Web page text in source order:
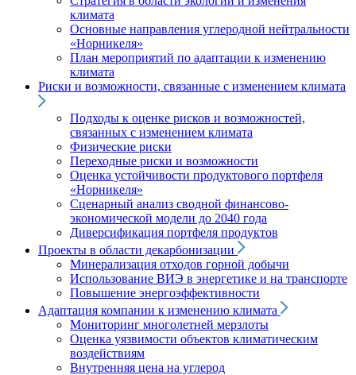
климата
Основные направления углеродной нейтральности
«Норникеля»
План мероприятий по адаптации к изменению
климата
Риски и возможности, связанные с изменением климата
Подходы к оценке рисков и возможностей,
связанных с изменением климата
Физические риски
Переходные риски и возможности
Оценка устойчивости продуктового портфеля
«Норникеля»
Сценарный анализ сводной финансово-
экономической модели до 2040 года
Диверсификация портфеля продуктов
Проекты в области декарбонизации
Минерализация отходов горной добычи
Использование ВИЭ в энергетике и на транспорте
Повышение энергоэффективности
Адаптация компании к изменению климата
Мониторинг многолетней мерзлоты
Оценка уязвимости объектов климатическим
воздействиям
Внутренняя цена на углерод